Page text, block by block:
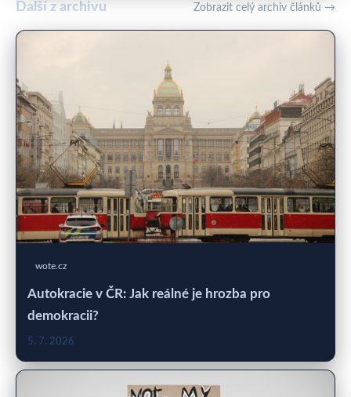
Další z archivu Zobrazit celý archiv článků →
wote.cz
Autokracie v ČR: Jak reálné je hrozba pro
demokracii?
5. 7. 2026